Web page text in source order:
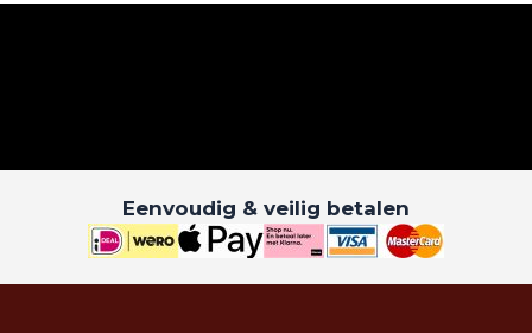
Eenvoudig & veilig betalen